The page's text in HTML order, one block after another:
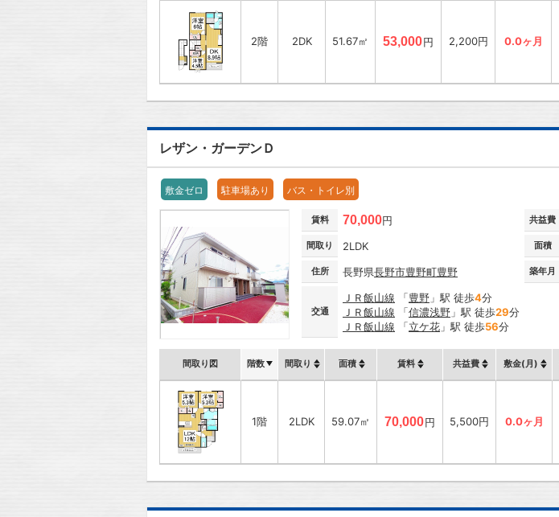
2階 2DK 51.67㎡ 53,000円 2,200円 0.0ヶ月
レザン・ガーデンＤ
敷金ゼロ 駐車場あり バス・トイレ別
賃料 70,000円 共益費
間取り 2LDK 面積
住所 長野県長野市豊野町豊野 築年月
交通
ＪＲ飯山線 「豊野 」駅 徒歩4分
ＪＲ飯山線 「信濃浅野 」駅 徒歩29分
ＪＲ飯山線 「立ケ花 」駅 徒歩56分
間取り図 階数 間取り 面積 賃料 共益費 敷金(月)
1階 2LDK 59.07㎡ 70,000円 5,500円 0.0ヶ月